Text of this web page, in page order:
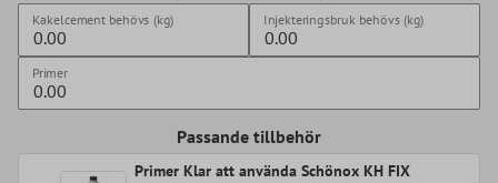
Kakelcement behövs (kg) Injekteringsbruk behövs (kg)
Primer
Passande tillbehör
Primer Klar att använda Schönox KH FIX